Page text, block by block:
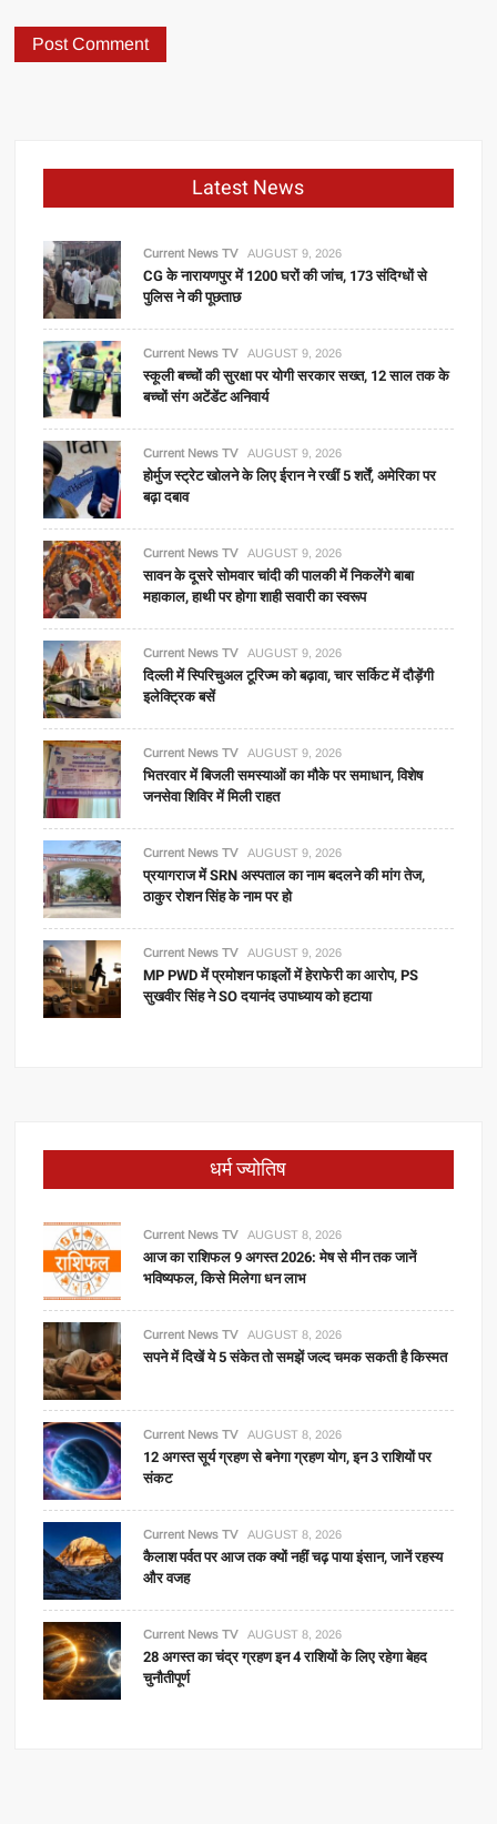
Latest News
Current News TV AUGUST 9, 2026
CG के नारायणपुर में 1200 घरों की जांच, 173 संदिग्धों से
पुलिस ने की पूछताछ
Current News TV AUGUST 9, 2026
स्कूली बच्चों की सुरक्षा पर योगी सरकार सख्त, 12 साल तक के
बच्चों संग अटेंडेंट अनिवार्य
Current News TV AUGUST 9, 2026
होर्मुज स्ट्रेट खोलने के लिए ईरान ने रखीं 5 शर्तें, अमेरिका पर
बढ़ा दबाव
Current News TV AUGUST 9, 2026
सावन के दूसरे सोमवार चांदी की पालकी में निकलेंगे बाबा
महाकाल, हाथी पर होगा शाही सवारी का स्वरूप
Current News TV AUGUST 9, 2026
दिल्ली में स्पिरिचुअल टूरिज्म को बढ़ावा, चार सर्किट में दौड़ेंगी
इलेक्ट्रिक बसें
Current News TV AUGUST 9, 2026
भितरवार में बिजली समस्याओं का मौके पर समाधान, विशेष
जनसेवा शिविर में मिली राहत
Current News TV AUGUST 9, 2026
प्रयागराज में SRN अस्पताल का नाम बदलने की मांग तेज,
ठाकुर रोशन सिंह के नाम पर हो
Current News TV AUGUST 9, 2026
MP PWD में प्रमोशन फाइलों में हेराफेरी का आरोप, PS
सुखवीर सिंह ने SO दयानंद उपाध्याय को हटाया
धर्म ज्योतिष
Current News TV AUGUST 8, 2026
आज का राशिफल 9 अगस्त 2026: मेष से मीन तक जानें
भविष्यफल, किसे मिलेगा धन लाभ
Current News TV AUGUST 8, 2026
सपने में दिखें ये 5 संकेत तो समझें जल्द चमक सकती है किस्मत
Current News TV AUGUST 8, 2026
12 अगस्त सूर्य ग्रहण से बनेगा ग्रहण योग, इन 3 राशियों पर
संकट
Current News TV AUGUST 8, 2026
कैलाश पर्वत पर आज तक क्यों नहीं चढ़ पाया इंसान, जानें रहस्य
और वजह
Current News TV AUGUST 8, 2026
28 अगस्त का चंद्र ग्रहण इन 4 राशियों के लिए रहेगा बेहद
चुनौतीपूर्ण